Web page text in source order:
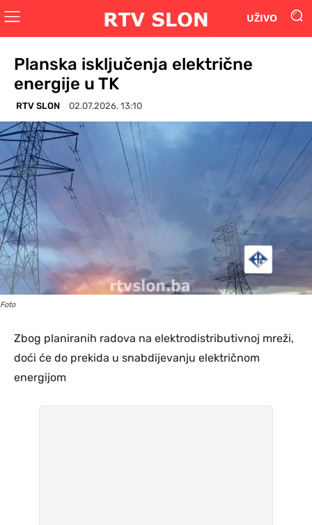
UŽIVO
Planska isključenja električne
energije u TK
RTV SLON 02.07.2026. 13:10
Foto
Zbog planiranih radova na elektrodistributivnoj mreži,
doći će do prekida u snabdijevanju električnom
energijom